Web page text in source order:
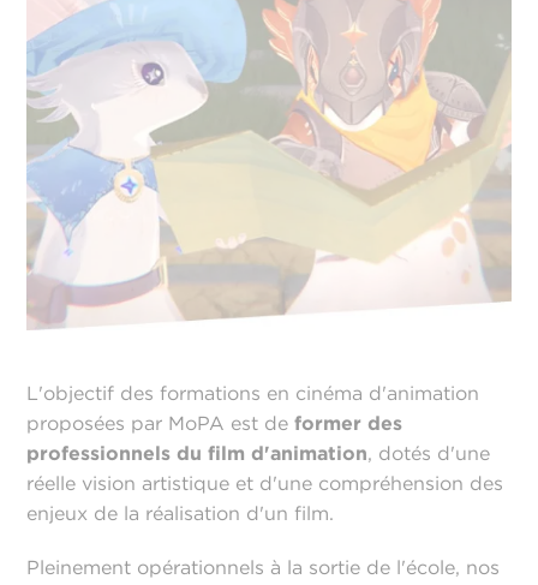
L'objectif des formations en cinéma d'animation
proposées par MoPA est deformer des
professionnels du film d'animation, dotés d'une
réelle vision artistique et d'une compréhension des
enjeux de la réalisation d'un film.
Pleinement opérationnels à la sortie de l'école, nos